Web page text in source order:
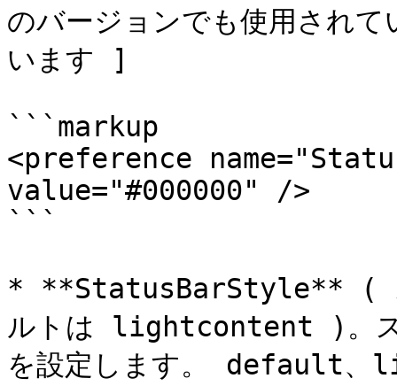
のバージョンでも使用され
います ]
```markup
<preference
value="#000000" />
```
* **StatusBarStyle** ( ス
ルトは lightcontent )。ス
を設定します。 default